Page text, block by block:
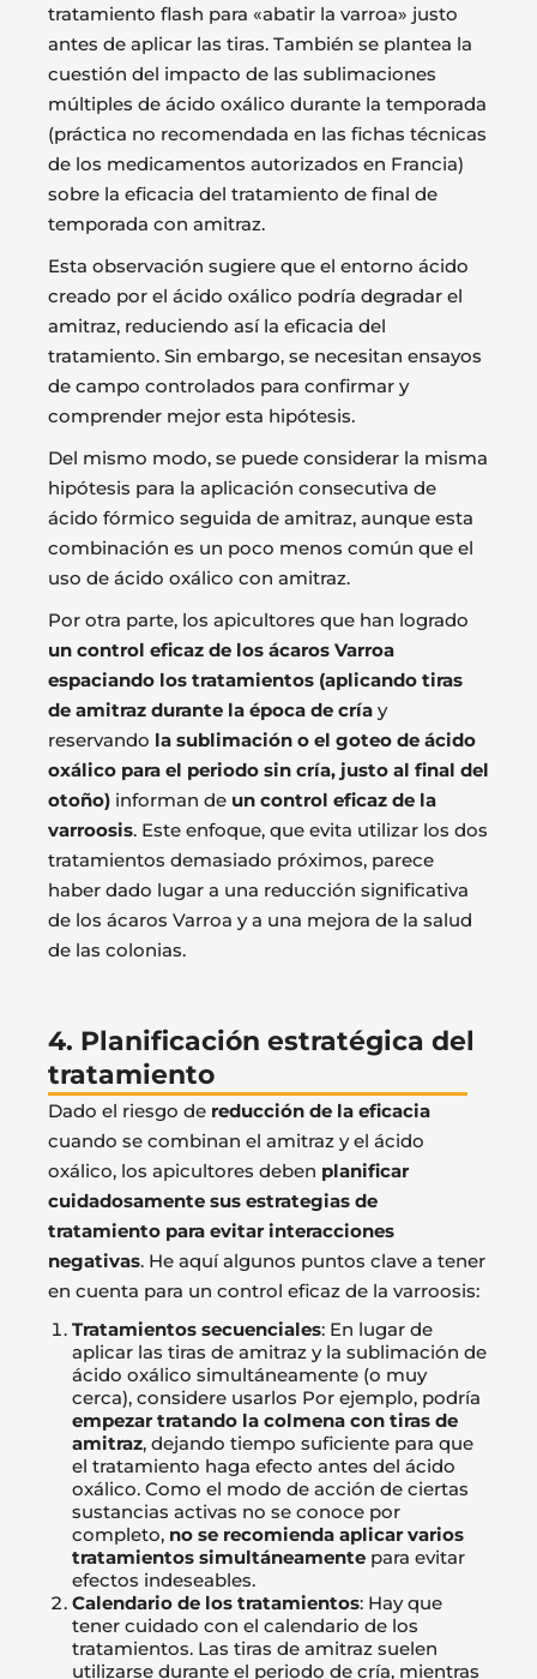
tratamiento flash para «abatir la varroa» justo
antes de aplicar las tiras. También se plantea la
cuestión del impacto de las sublimaciones
múltiples de ácido oxálico durante la temporada
(práctica no recomendada en las fichas técnicas
de los medicamentos autorizados en Francia)
sobre la eficacia del tratamiento de final de
temporada con amitraz.
Esta observación sugiere que el entorno ácido
creado por el ácido oxálico podría degradar el
amitraz, reduciendo así la eficacia del
tratamiento. Sin embargo, se necesitan ensayos
de campo controlados para confirmar y
comprender mejor esta hipótesis.
Del mismo modo, se puede considerar la misma
hipótesis para la aplicación consecutiva de
ácido fórmico seguida de amitraz, aunque esta
combinación es un poco menos común que el
uso de ácido oxálico con amitraz.
Por otra parte, los apicultores que han logrado
un control eficaz de los ácaros Varroa
espaciando los tratamientos (aplicando tiras
de amitraz durante la época de cría y
reservando la sublimación o el goteo de ácido
oxálico para el periodo sin cría, justo al final del
otoño) informan de un control eficaz de la
varroosis. Este enfoque, que evita utilizar los dos
tratamientos demasiado próximos, parece
haber dado lugar a una reducción significativa
de los ácaros Varroa y a una mejora de la salud
de las colonias.
4. Planificación estratégica del
tratamiento
Dado el riesgo de reducción de la eficacia
cuando se combinan el amitraz y el ácido
oxálico, los apicultores deben planificar
cuidadosamente sus estrategias de
tratamiento para evitar interacciones
negativas. He aquí algunos puntos clave a tener
en cuenta para un control eficaz de la varroosis:
Tratamientos secuenciales: En lugar de
aplicar las tiras de amitraz y la sublimación de
ácido oxálico simultáneamente (o muy
cerca), considere usarlos Por ejemplo, podría
empezar tratando la colmena con tiras de
amitraz, dejando tiempo suficiente para que
el tratamiento haga efecto antes del ácido
oxálico. Como el modo de acción de ciertas
sustancias activas no se conoce por
completo, no se recomienda aplicar varios
tratamientos simultáneamente para evitar
efectos indeseables.
Calendario de los tratamientos: Hay que
tener cuidado con el calendario de los
tratamientos. Las tiras de amitraz suelen
utilizarse durante el periodo de cría, mientras